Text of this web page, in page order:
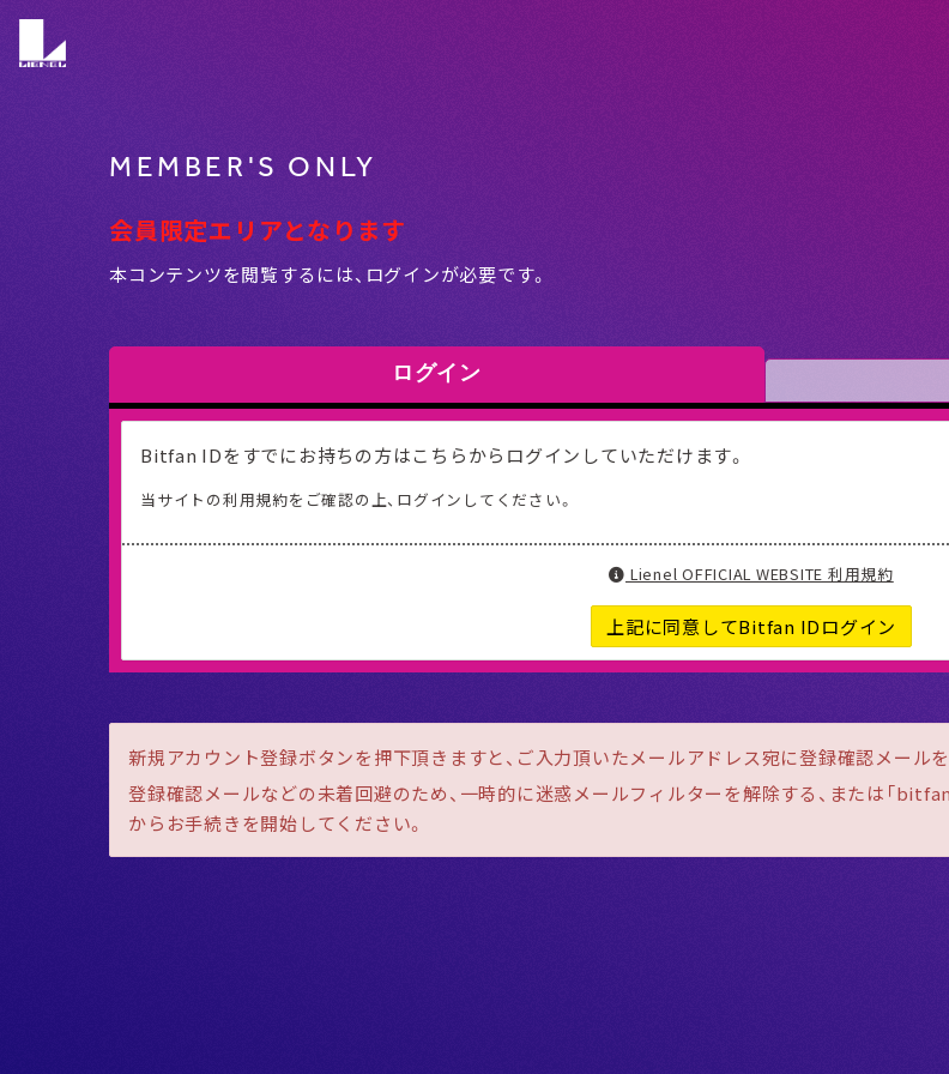
MEMBER'S ONLY
会員限定エリアとなります
本コンテンツを閲覧するには、ログインが必要です。
ログイン
Bitfan IDをすでにお持ちの方はこちらからログインしていただけます。
当サイトの利用規約をご確認の上、ログインしてください。
Lienel OFFICIAL WEBSITE 利用規約
上記に同意してBitfan IDログイン
新規アカウント登録ボタンを押下頂きますと、ご入力頂いたメールアドレス宛に登録確認メール
登録確認メールなどの未着回避のため、一時的に迷惑メールフィルターを解除する、または「
からお手続きを開始してください。